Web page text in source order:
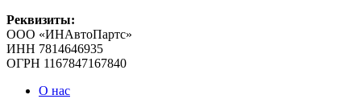
Реквизиты:
ООО «ИНАвтоПартс»
ИНН 7814646935
ОГРН 1167847167840
О нас